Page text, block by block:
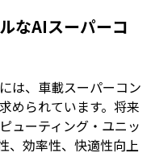
なAIスーパーコ
は、車載スーパーコン
められています。将来
ューティング・ユニッ
、効率性、快適性向上